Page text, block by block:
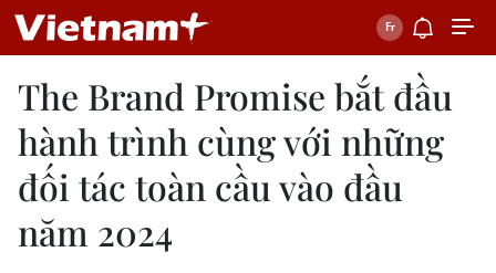
The Brand Promise bắt đầu
hành trình cùng với những
đối tác toàn cầu vào đầu
năm 2024